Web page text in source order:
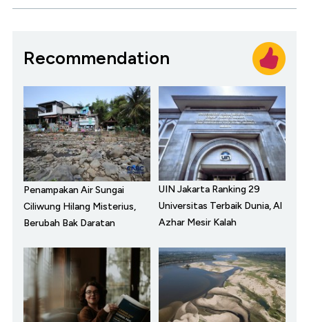
Recommendation
Penampakan Air Sungai
Ciliwung Hilang Misterius,
Berubah Bak Daratan
UIN Jakarta Ranking 29
Universitas Terbaik Dunia, Al
Azhar Mesir Kalah